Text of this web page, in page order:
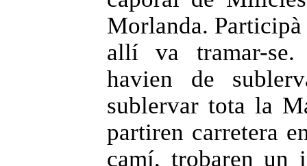
Morlanda.
allí va tramar-
havien de
sublervar tota la
partiren carretera
camí, trobaren un